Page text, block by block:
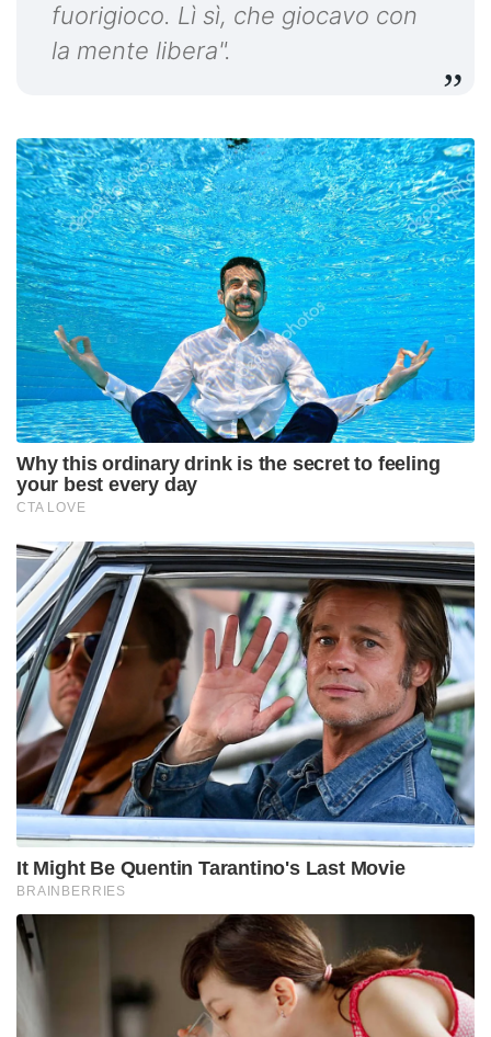
fuorigioco. Lì sì, che giocavo con
la mente libera".